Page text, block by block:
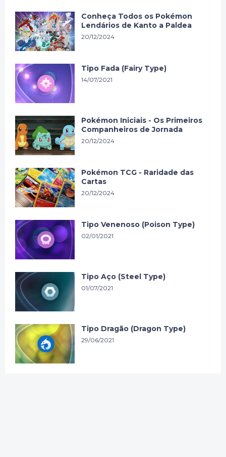
Conheça Todos os Pokémon
Lendários de Kanto a Paldea
20/12/2024
Tipo Fada (Fairy Type)
14/07/2021
Pokémon Iniciais - Os Primeiros
Companheiros de Jornada
20/12/2024
Pokémon TCG - Raridade das
Cartas
20/12/2024
Tipo Venenoso (Poison Type)
02/01/2021
Tipo Aço (Steel Type)
01/07/2021
Tipo Dragão (Dragon Type)
29/06/2021